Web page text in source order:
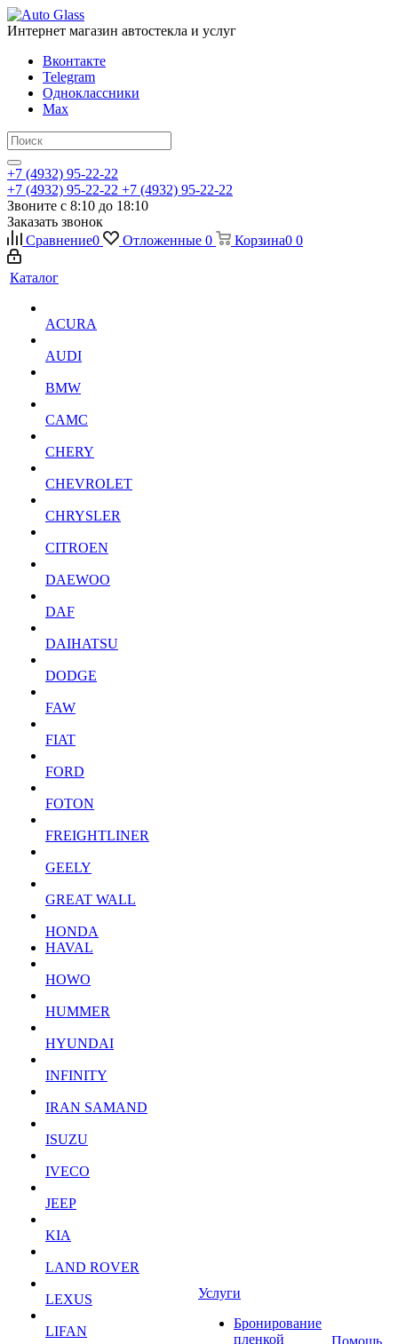
Интернет магазин автостекла и услуг
Вконтакте
Telegram
Одноклассники
Max
+7 (4932) 95-22-22
+7 (4932) 95-22-22 +7 (4932) 95-22-22
Звоните с 8:10 до 18:10
Заказать звонок
Сравнение0 Отложенные 0 Корзина0 0
Каталог
ACURA
AUDI
BMW
CAMC
CHERY
CHEVROLET
CHRYSLER
CITROEN
DAEWOO
DAF
DAIHATSU
DODGE
FAW
FIAT
FORD
FOTON
FREIGHTLINER
GEELY
GREAT WALL
HONDA
HAVAL
HOWO
HUMMER
HYUNDAI
INFINITY
IRAN SAMAND
ISUZU
IVECO
JEEP
KIA
LAND ROVER
LEXUS
LIFAN
Услуги
Бронирование
пленкой
Помощь